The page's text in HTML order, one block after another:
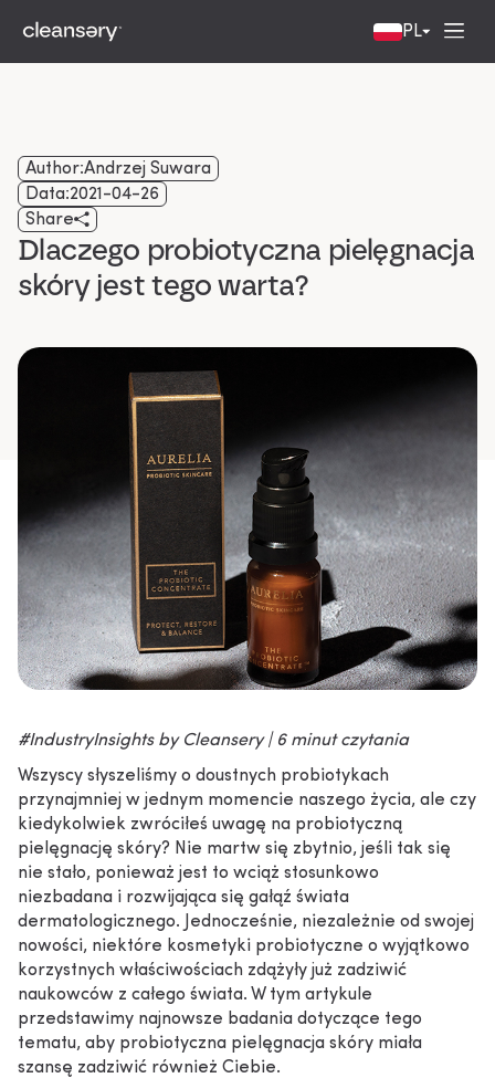
PL
Author:Andrzej Suwara
Data:2021-04-26
Share
Dlaczego probiotyczna pielęgnacja
skóry jest tego warta?
#IndustryInsights by Cleansery | 6 minut czytania
Wszyscy słyszeliśmy o doustnych probiotykach
przynajmniej w jednym momencie naszego życia, ale czy
kiedykolwiek zwróciłeś uwagę na probiotyczną
pielęgnację skóry? Nie martw się zbytnio, jeśli tak się
nie stało, ponieważ jest to wciąż stosunkowo
niezbadana i rozwijająca się gałąź świata
dermatologicznego. Jednocześnie, niezależnie od swojej
nowości, niektóre kosmetyki probiotyczne o wyjątkowo
korzystnych właściwościach zdążyły już zadziwić
naukowców z całego świata. W tym artykule
przedstawimy najnowsze badania dotyczące tego
tematu, aby probiotyczna pielęgnacja skóry miała
szansę zadziwić również Ciebie.